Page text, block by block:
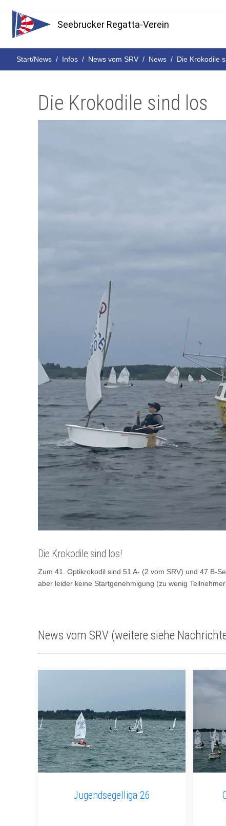
Seebrucker Regatta-Verein
Start/News Infos News vom SRV News Die Krokodile
Die Krokodile sind los
Die Krokodile sind los!
Zum 41. Optikrokodil sind 51 A- (2 vom SRV) und 47 B-
aber leider keine Startgenehmigung (zu wenig
News vom SRV (weitere siehe
Jugendsegelliga 26